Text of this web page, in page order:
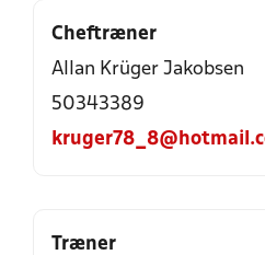
Cheftræner
Allan Krüger Jakobsen
50343389
Træner